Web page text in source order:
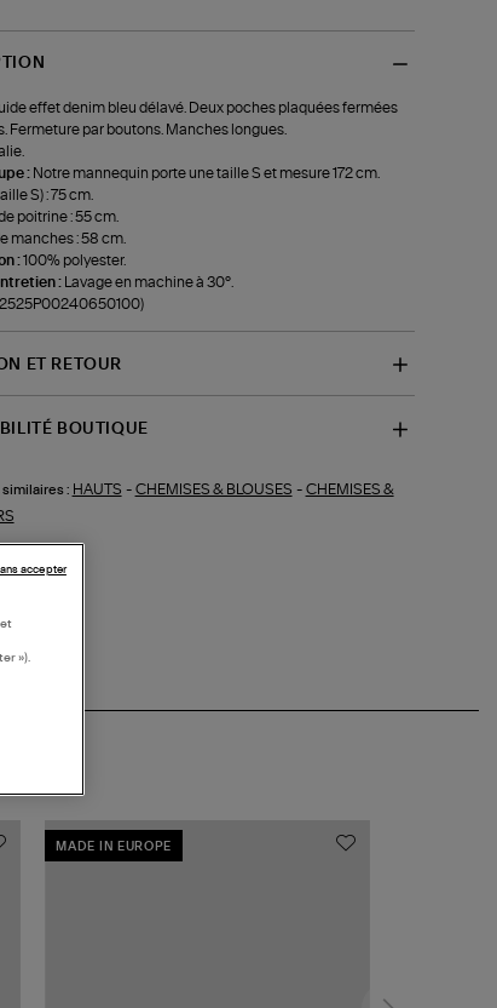
effet denim bleu délavé. Deux poches plaquées fermées
Fermeture par boutons. Manches longues.
: Notre mannequin porte une taille S et mesure 172 cm.
S) : 75 cm.
poitrine : 55 cm.
manches : 58 cm.
:100% polyester.
:
Lavage en machine à 30°.
ET RETOUR
BOUTIQUE
: HAUTS - CHEMISES & BLOUSES - CHEMISES &
MADE IN EUROPE
et
»).
accepter